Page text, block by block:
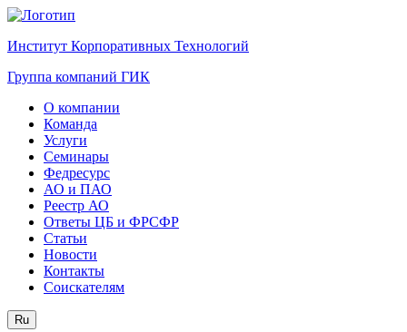
Институт Корпоративных Технологий
Группа компаний ГИК
О компании
Команда
Услуги
Семинары
Федресурс
АО и ПАО
Реестр АО
Ответы ЦБ и ФРСФР
Статьи
Новости
Контакты
Соискателям
Ru